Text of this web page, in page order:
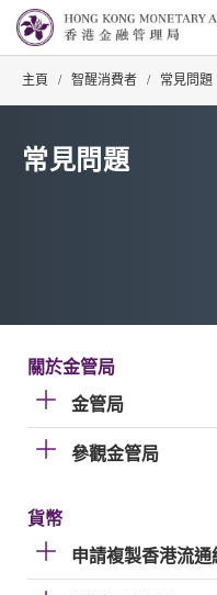
主頁 / 智醒消費者 / 常見問題
常見問題
關於金管局
金管局
參觀金管局
貨幣
申請複製香港流通